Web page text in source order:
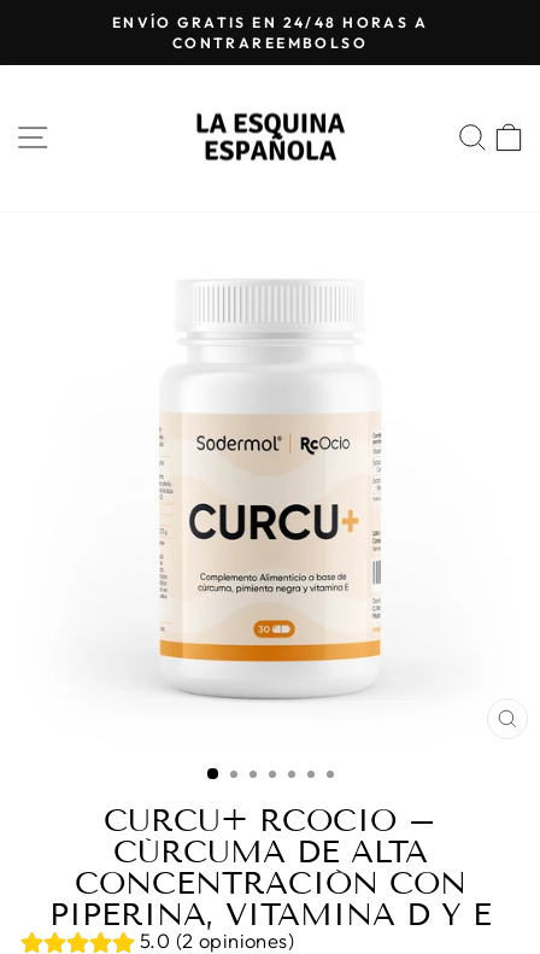
al
diapositivas
ENVÍO GRATIS EN 24/48 HORAS A
CONTRAREEMBOLSO
NAVEGACIÓN
CURCU+ RCOCIO –
CÚRCUMA DE ALTA
CONCENTRACIÓN CON
PIPERINA, VITAMINA D Y E
5.0 (2 opiniones)